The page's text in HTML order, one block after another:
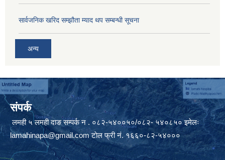
सार्वजनिक खरिद सम्झौता म्याद थप सम्बन्धी सूचना
अन्य
संपर्क
लमही ५ लमही दाङ सम्पर्क न . ०८२-५४००५०/०८२- ५४०८५० इमेलः
lamahinapa@gmail.comटाेल फ्री नं. १६६०-८२-५४०००